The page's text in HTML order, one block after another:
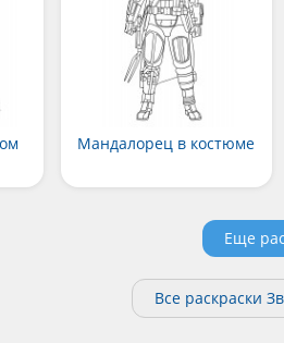
Мандалорец в костюме
Еще
Все раскраски